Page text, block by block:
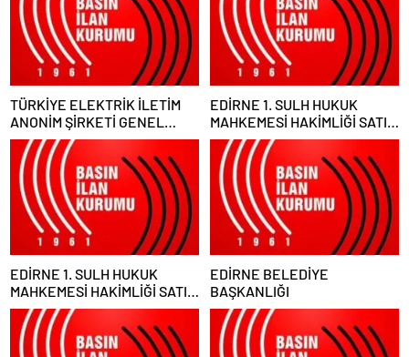
TÜRKİYE ELEKTRİK İLETİM
ANONİM ŞİRKETİ GENEL
MÜDÜRLÜĞÜ
EDİRNE 1. SULH HUKUK
MAHKEMESİ HAKİMLİĞİ SATIŞ
MEMURLUĞU
EDİRNE 1. SULH HUKUK
MAHKEMESİ HAKİMLİĞİ SATIŞ
MEMURLUĞU
EDİRNE BELEDİYE
BAŞKANLIĞI